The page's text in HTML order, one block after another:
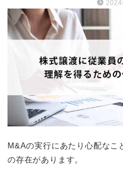
2024
M&Aの実行にあたり心配なこ
の存在があります。